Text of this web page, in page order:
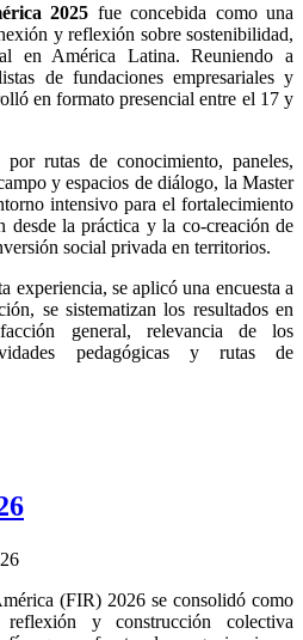
2025 fue concebida como una
y reflexión sobre sostenibilidad,
en América Latina. Reuniendo a
de fundaciones empresariales y
en formato presencial entre el 17 y
rutas de conocimiento, paneles,
y espacios de diálogo, la Master
intensivo para el fortalecimiento
desde la práctica y la co-creación de
social privada en territorios.
experiencia, se aplicó una encuesta a
se sistematizan los resultados en
general, relevancia de los
pedagógicas y rutas de
(FIR) 2026 se consolidó como
y construcción colectiva